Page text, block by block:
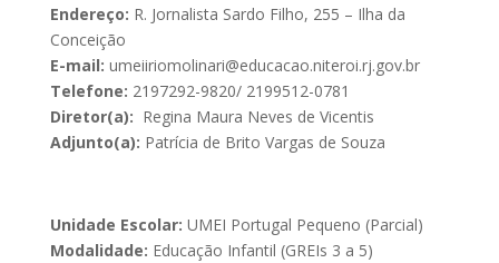
Endereço: R. Jornalista Sardo Filho, 255 – Ilha da
Conceição
E-mail: umeiiriomolinari@educacao.niteroi.rj.gov.br
Telefone: 2197292-9820/ 2199512-0781
Diretor(a): Regina Maura Neves de Vicentis
Adjunto(a): Patrícia de Brito Vargas de Souza
Unidade Escolar: UMEI Portugal Pequeno (Parcial)
Modalidade: Educação Infantil (GREIs 3 a 5)